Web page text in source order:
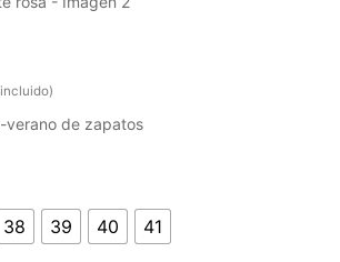
incluido)
verano de zapatos
38 39 40 41